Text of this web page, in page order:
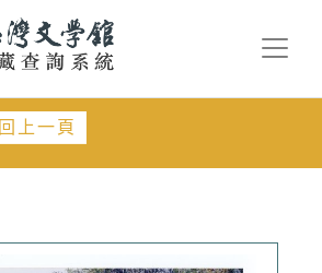
回上一頁